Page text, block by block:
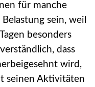
für manche
sein, weil
besonders
dass
wird,
seinen Aktivitäten